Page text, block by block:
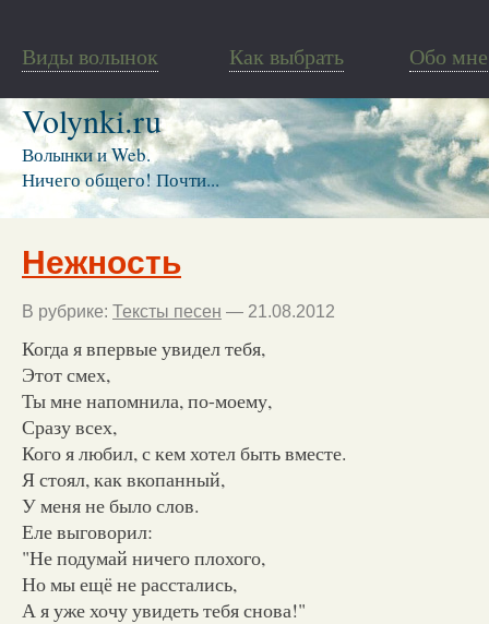
Виды волынок Как выбрать Обо мне
Volynki.ru
Волынки и Web.
Ничего общего! Почти...
Нежность
В рубрике: Тексты песен — 21.08.2012
Когда я впервые увидел тебя,
Этот смех,
Ты мне напомнила, по-моему,
Сразу всех,
Кого я любил, с кем хотел быть вместе.
Я стоял, как вкопанный,
У меня не было слов.
Еле выговорил:
"Не подумай ничего плохого,
Но мы ещё не расстались,
А я уже хочу увидеть тебя снова!"